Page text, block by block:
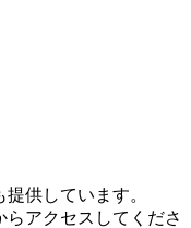
供しています。
アクセスしてくださ